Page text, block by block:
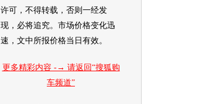
许可，不得转载，否则一经发
现，必将追究。市场价格变化迅
速，文中所报价格当日有效。
更多精彩内容 -→ 请返回“搜狐购
车频道”